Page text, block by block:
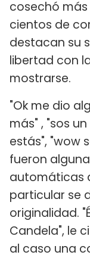
cosechó
cientos de
destacan su
libertad con
mostrarse.
"Ok me dio
más" , "sos
estás", "wow
fueron
automáticas
particular se
originalidad.
Candela", le
al caso una